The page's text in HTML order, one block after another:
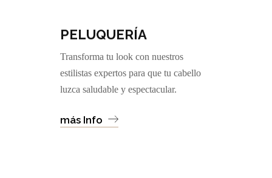
PELUQUERÍA
Transforma tu look con nuestros
estilistas expertos para que tu cabello
luzca saludable y espectacular.
más Info